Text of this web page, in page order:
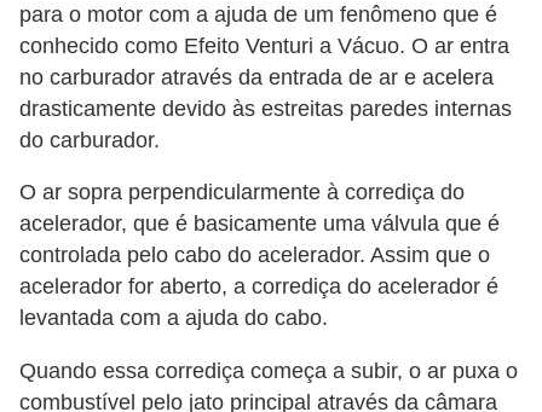
para o motor com a ajuda de um fenômeno que é
conhecido como Efeito Venturi a Vácuo. O ar entra
no carburador através da entrada de ar e acelera
drasticamente devido às estreitas paredes internas
do carburador.
O ar sopra perpendicularmente à corrediça do
acelerador, que é basicamente uma válvula que é
controlada pelo cabo do acelerador. Assim que o
acelerador for aberto, a corrediça do acelerador é
levantada com a ajuda do cabo.
Quando essa corrediça começa a subir, o ar puxa o
combustível pelo jato principal através da câmara
e
s
e
O
f
r
o
a
C